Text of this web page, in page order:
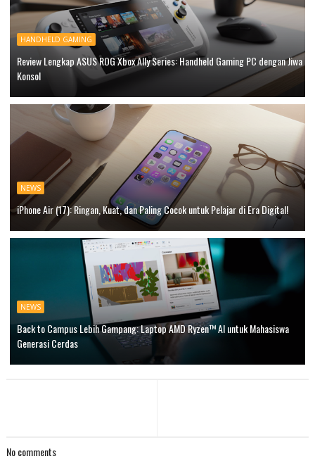
HANDHELD GAMING
Review Lengkap ASUS ROG Xbox Ally Series: Handheld Gaming PC dengan Jiwa
Konsol
NEWS
iPhone Air (17): Ringan, Kuat, dan Paling Cocok untuk Pelajar di Era Digital!
NEWS
Back to Campus Lebih Gampang: Laptop AMD Ryzen™ AI untuk Mahasiswa
Generasi Cerdas
No comments